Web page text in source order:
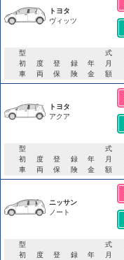
トヨタ
ヴィッツ
型式
初度登録年月
車両保険金額
トヨタ
アクア
型式
初度登録年月
車両保険金額
ニッサン
ノート
型式
初度登録年月